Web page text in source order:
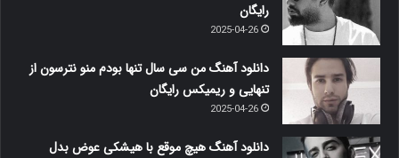
رایگان
2025-04-26
دانلود آهنگ من سی سال تنها بودم منو نترسون از
تنهایی و ریمیکس رایگان
2025-04-26
دانلود آهنگ هیچ موقع با هیشکی عوض بدل